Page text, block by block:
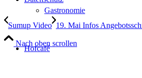
Gastronomie
Hofcafé
Sumup Video 19. Mai Infos
Nach oben scrollen